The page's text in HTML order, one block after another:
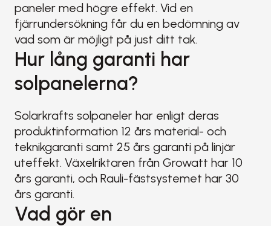
paneler med högre effekt. Vid en
fjärrundersökning får du en bedömning av
vad som är möjligt på just ditt tak.
Hur lång garanti har
solpanelerna?
Solarkrafts solpaneler har enligt deras
produktinformation 12 års material- och
teknikgaranti samt 25 års garanti på linjär
uteffekt. Växelriktaren från Growatt har 10
års garanti, och Rauli-fästsystemet har 30
års garanti.
Vad gör en